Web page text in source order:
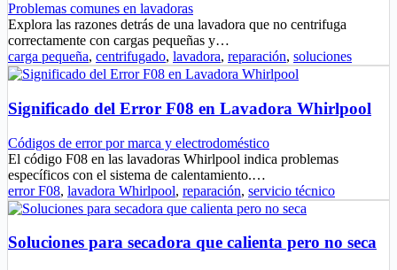
Problemas comunes en lavadoras
Explora las razones detrás de una lavadora que no centrifuga
correctamente con cargas pequeñas y…
carga pequeña, centrifugado, lavadora, reparación, soluciones
Significado del Error F08 en Lavadora Whirlpool
Códigos de error por marca y electrodoméstico
El código F08 en las lavadoras Whirlpool indica problemas
específicos con el sistema de calentamiento.…
error F08, lavadora Whirlpool, reparación, servicio técnico
Soluciones para secadora que calienta pero no seca